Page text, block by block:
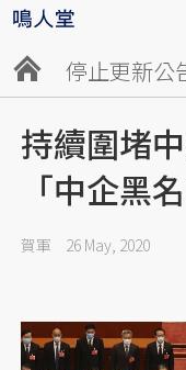
停止更新公
持續圍堵
「中企黑
賀軍 26 May, 2020